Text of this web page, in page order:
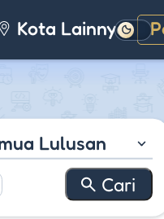
Kota LainnyaGelap
Lulusan